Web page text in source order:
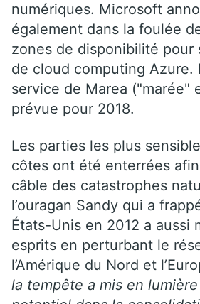
numériques. Microsoft
également dans la foulée
zones de disponibilité pour
de cloud computing Azure.
service de Marea ("marée"
prévue pour 2018.
Les parties les plus
côtes ont été enterrées
câble des catastrophes
l’ouragan Sandy qui a
États-Unis en 2012 a aussi
esprits en perturbant le
l’Amérique du Nord et
la tempête a mis en